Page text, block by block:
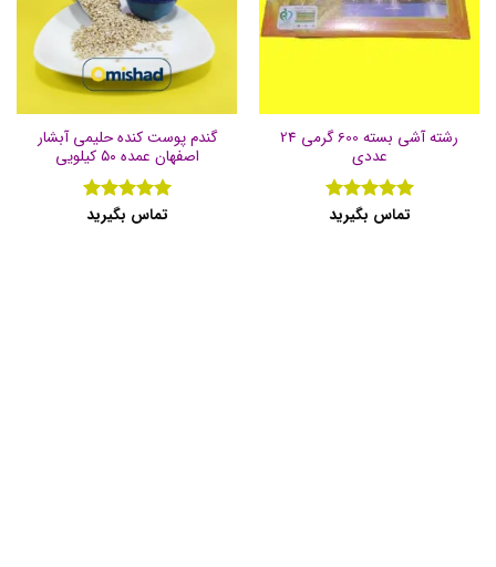
رشته آشی بسته 600 گرمی 24
عددی
نمره 5از
تماس بگیرید
گندم پوست کنده حلیمی آبشار
اصفهان عمده ۵۰ کیلویی
نمره 5از
تماس بگیرید